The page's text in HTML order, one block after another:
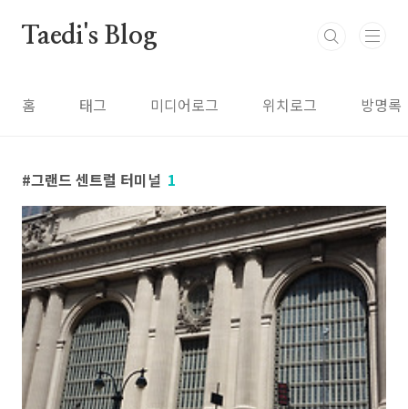
Taedi's Blog
홈 태그 미디어로그 위치로그 방명록
그랜드 센트럴 터미널 1